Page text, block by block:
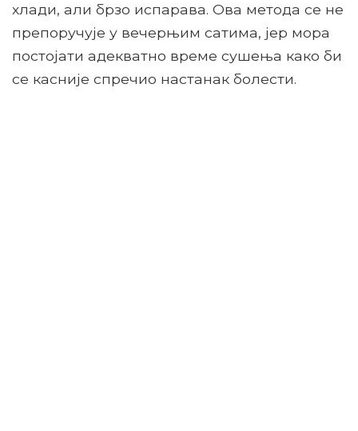
хлади, али брзо испарава. Ова метода се не
препоручује у вечерњим сатима, јер мора
постојати адекватно време сушења како би
се касније спречио настанак болести.